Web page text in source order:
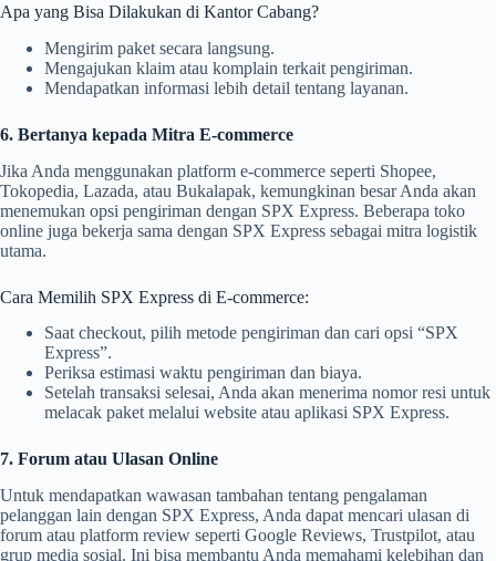
Apa yang Bisa Dilakukan di Kantor Cabang?
Mengirim paket secara langsung.
Mengajukan klaim atau komplain terkait pengiriman.
Mendapatkan informasi lebih detail tentang layanan.
6. Bertanya kepada Mitra E-commerce
Jika Anda menggunakan platform e-commerce seperti Shopee,
Tokopedia, Lazada, atau Bukalapak, kemungkinan besar Anda akan
menemukan opsi pengiriman dengan SPX Express. Beberapa toko
online juga bekerja sama dengan SPX Express sebagai mitra logistik
utama.
Cara Memilih SPX Express di E-commerce:
Saat checkout, pilih metode pengiriman dan cari opsi “SPX
Express”.
Periksa estimasi waktu pengiriman dan biaya.
Setelah transaksi selesai, Anda akan menerima nomor resi untuk
melacak paket melalui website atau aplikasi SPX Express.
7. Forum atau Ulasan Online
Untuk mendapatkan wawasan tambahan tentang pengalaman
pelanggan lain dengan SPX Express, Anda dapat mencari ulasan di
forum atau platform review seperti Google Reviews, Trustpilot, atau
grup media sosial. Ini bisa membantu Anda memahami kelebihan dan